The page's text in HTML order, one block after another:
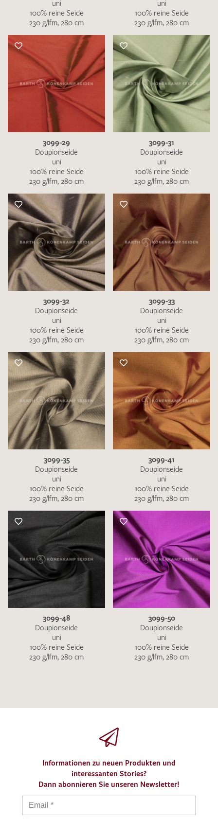
uni
100% reine Seide
230 g/lfm, 280 cm
uni
100% reine Seide
230 g/lfm, 280 cm
3099-29
Doupionseide
uni
100% reine Seide
230 g/lfm, 280 cm
3099-31
Doupionseide
uni
100% reine Seide
230 g/lfm, 280 cm
3099-32
Doupionseide
uni
100% reine Seide
230 g/lfm, 280 cm
3099-33
Doupionseide
uni
100% reine Seide
230 g/lfm, 280 cm
3099-35
Doupionseide
uni
100% reine Seide
230 g/lfm, 280 cm
3099-41
Doupionseide
uni
100% reine Seide
230 g/lfm, 280 cm
3099-48
Doupionseide
uni
100% reine Seide
230 g/lfm, 280 cm
3099-50
Doupionseide
uni
100% reine Seide
230 g/lfm, 280 cm
Informationen zu neuen Produkten und
interessanten Stories?
Dann abonnieren Sie unseren Newsletter!